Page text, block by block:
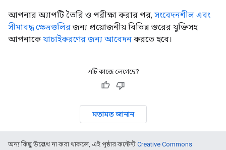
আপনার অ্যাপটি তৈরি ও পরীক্ষা করার পর, সংবেদনশীল এবং
সীমাবদ্ধ ক্ষেত্রগুলিরজন্য প্রয়োজনীয় বিভিন্ন স্তরের যুক্তিসহ
আপনাকে যাচাইকরণের জন্য আবেদন করতে হবে।
এটি কাজে লেগেছে?
মতামত জানান
অন্য কিছু উল্লেখ না করা থাকলে, এই পৃষ্ঠার কন্টেন্ট Creative Commons